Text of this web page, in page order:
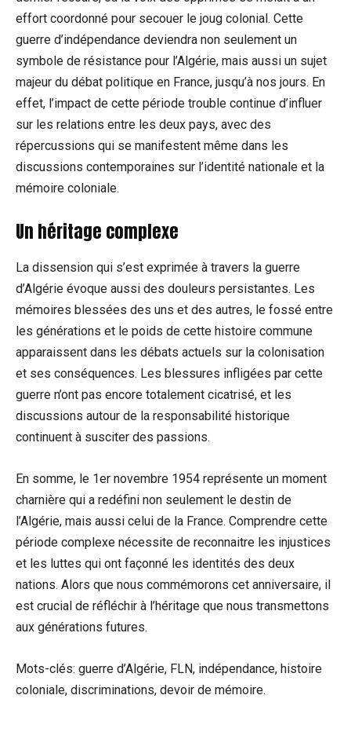
effort coordonné pour secouer le joug colonial. Cette
guerre d’indépendance deviendra non seulement un
symbole de résistance pour l’Algérie, mais aussi un sujet
majeur du débat politique en France, jusqu’à nos jours. En
effet, l’impact de cette période trouble continue d’influer
sur les relations entre les deux pays, avec des
répercussions qui se manifestent même dans les
discussions contemporaines sur l’identité nationale et la
mémoire coloniale.
Un héritage complexe
La dissension qui s’est exprimée à travers la guerre
d’Algérie évoque aussi des douleurs persistantes. Les
mémoires blessées des uns et des autres, le fossé entre
les générations et le poids de cette histoire commune
apparaissent dans les débats actuels sur la colonisation
et ses conséquences. Les blessures infligées par cette
guerre n’ont pas encore totalement cicatrisé, et les
discussions autour de la responsabilité historique
continuent à susciter des passions.
En somme, le 1er novembre 1954 représente un moment
charnière qui a redéfini non seulement le destin de
l’Algérie, mais aussi celui de la France. Comprendre cette
période complexe nécessite de reconnaitre les injustices
et les luttes qui ont façonné les identités des deux
nations. Alors que nous commémorons cet anniversaire, il
est crucial de réfléchir à l’héritage que nous transmettons
aux générations futures.
Mots-clés: guerre d’Algérie, FLN, indépendance, histoire
coloniale, discriminations, devoir de mémoire.